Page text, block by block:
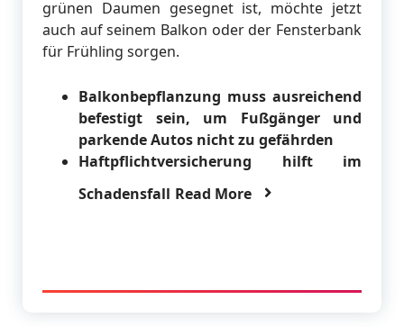
grünen Daumen gesegnet ist, möchte jetzt
auch auf seinem Balkon oder der Fensterbank
für Frühling sorgen.
Balkonbepflanzung muss ausreichend
befestigt sein, um Fußgänger und
parkende Autos nicht zu gefährden
Haftpflichtversicherung hilft im
Schadensfall Read More